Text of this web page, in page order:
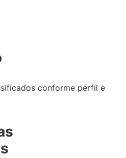
conforme perfil e